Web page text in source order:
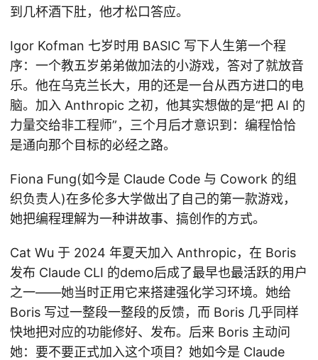
到几杯酒下肚，他才松口答应。
Igor Kofman 七岁时用 BASIC 写下人生第一个程
序：一个教五岁弟弟做加法的小游戏，答对了就放音
乐。他在乌克兰长大，用的还是一台从西方进口的电
脑。加入 Anthropic 之初，他其实想做的是“把 AI 的
力量交给非工程师”，三个月后才意识到：编程恰恰
是通向那个目标的必经之路。
Fiona Fung(如今是 Claude Code 与 Cowork 的组
织负责人)在多伦多大学做出了自己的第一款游戏，
她把编程理解为一种讲故事、搞创作的方式。
Cat Wu 于 2024 年夏天加入 Anthropic，在 Boris
发布 Claude CLI 的demo后成了最早也最活跃的用户
之一——她当时正用它来搭建强化学习环境。她给
Boris 写过一整段一整段的反馈，而 Boris 几乎同样
快地把对应的功能修好、发布。后来 Boris 主动问
她：要不要正式加入这个项目？她如今是 Claude